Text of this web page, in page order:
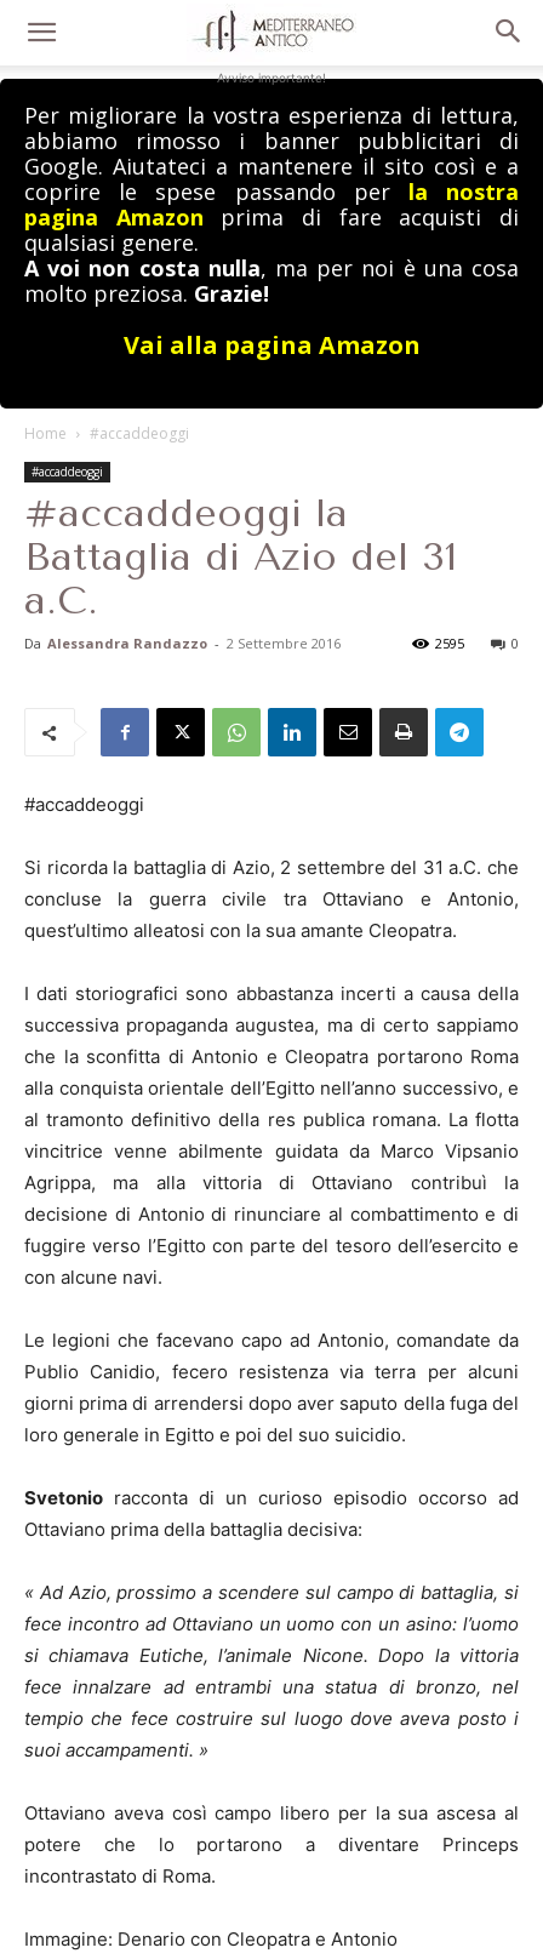
Avviso importante!
Per migliorare la vostra esperienza di lettura,
abbiamo rimosso i banner pubblicitari di
Google. Aiutateci a mantenere il sito così e a
coprire le spese passando per la nostra
pagina Amazon prima di fare acquisti di
qualsiasi genere.
A voi non costa nulla, ma per noi è una cosa
molto preziosa. Grazie!
Vai alla pagina Amazon
Home #accaddeoggi
#accaddeoggi
#accaddeoggi la
Battaglia di Azio del 31
a.C.
Da Alessandra Randazzo - 2 Settembre 2016 0
2595
#accaddeoggi
Si ricorda la battaglia di Azio, 2 settembre del 31 a.C. che
concluse la guerra civile tra Ottaviano e Antonio,
quest’ultimo alleatosi con la sua amante Cleopatra.
I dati storiografici sono abbastanza incerti a causa della
successiva propaganda augustea, ma di certo sappiamo
che la sconfitta di Antonio e Cleopatra portarono Roma
alla conquista orientale dell’Egitto nell’anno successivo, e
al tramonto definitivo della res publica romana. La flotta
vincitrice venne abilmente guidata da Marco Vipsanio
Agrippa, ma alla vittoria di Ottaviano contribuì la
decisione di Antonio di rinunciare al combattimento e di
fuggire verso l’Egitto con parte del tesoro dell’esercito e
con alcune navi.
Le legioni che facevano capo ad Antonio, comandate da
Publio Canidio, fecero resistenza via terra per alcuni
giorni prima di arrendersi dopo aver saputo della fuga del
loro generale in Egitto e poi del suo suicidio.
Svetonio racconta di un curioso episodio occorso ad
Ottaviano prima della battaglia decisiva:
« Ad Azio, prossimo a scendere sul campo di battaglia, si
fece incontro ad Ottaviano un uomo con un asino: l’uomo
si chiamava Eutiche, l’animale Nicone. Dopo la vittoria
fece innalzare ad entrambi una statua di bronzo, nel
tempio che fece costruire sul luogo dove aveva posto i
suoi accampamenti. »
Ottaviano aveva così campo libero per la sua ascesa al
potere che lo portarono a diventare Princeps
incontrastato di Roma.
Immagine: Denario con Cleopatra e Antonio